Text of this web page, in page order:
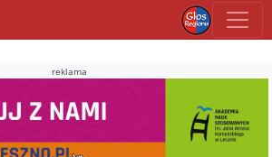
reklama